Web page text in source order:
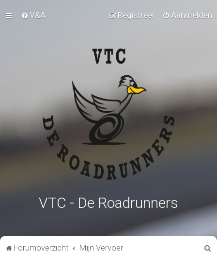
V&A Aanmelden
Registreer
VTC - De Roadrunners
Forumoverzicht Mijn Vervoer